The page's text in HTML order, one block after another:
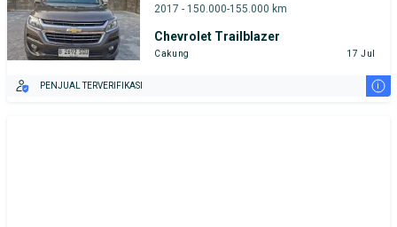
2017 - 150.000-155.000 km
Chevrolet Trailblazer
Cakung 17 Jul
PENJUAL TERVERIFIKASI i